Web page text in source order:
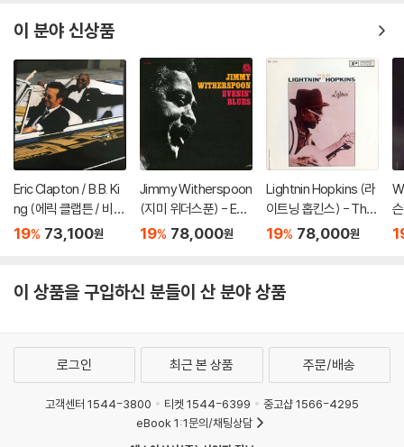
이 분야 신상품
Eric Clapton / B.B. Ki
ng (에릭 클랩튼 / 비비
킹) - Riding With Th
19% 73,100원
Jimmy Witherspoon
(지미 위더스푼) - Eve
nin' Blues [LP]
19% 78,000원
Lightnin Hopkins (라
이트닝 홉킨스) - The
Blues of Lightnin' Ho
19% 78,000원
P]
이 상품을 구입하신 분들이 산 분야 상품
로그인 최근 본 상품 주문/배송
고객센터 1544-3800 티켓 1544-6399
중고샵 1566-4295
eBook 1:1문의/채팅상담